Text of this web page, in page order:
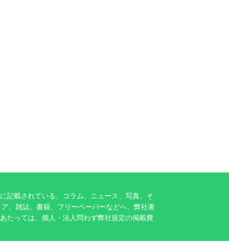
記載されている、コラム、ニュース、写真、そ
、雑誌、書籍、フリーペーパーなどへ、弊社著
たっては、個人・法人問わず弊社規定の掲載費